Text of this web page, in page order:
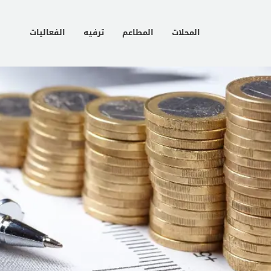
المحلات المطاعم ترفيه الفعاليات